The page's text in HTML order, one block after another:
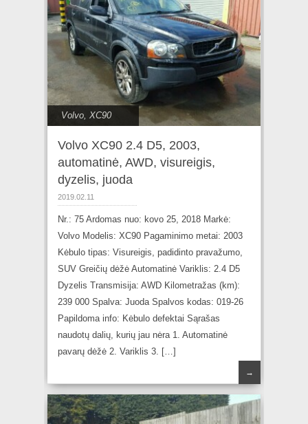
Volvo XC90
Volvo XC90 2.4 D5, 2003,
automatinė, AWD, visureigis,
dyzelis, juoda
2019.02.11
Nr.: 75 Ardomas nuo: kovo 25, 2018 Markė:
Volvo Modelis: XC90 Pagaminimo metai: 2003
Kėbulo tipas: Visureigis, padidinto pravažumo,
SUV Greičių dėžė Automatinė Variklis: 2.4 D5
Dyzelis Transmisija: AWD Kilometražas (km):
239 000 Spalva: Juoda Spalvos kodas: 019-26
Papildoma info: Kėbulo defektai Sąrašas
naudotų dalių, kurių jau nėra 1. Automatinė
pavarų dėžė 2. Variklis 3. […]
→